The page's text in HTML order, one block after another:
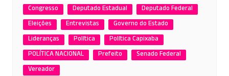
Congresso
Deputado Estadual
Deputado Federal
Eleições
Entrevistas
Governo do Estado
Lideranças
Política
Política Capixaba
POLÍTICA NACIONAL
Prefeito
Senado Federal
Vereador